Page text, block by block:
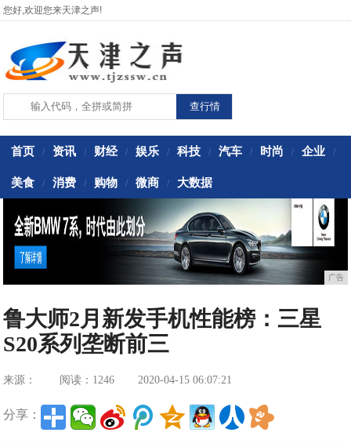
您好,欢迎您来天津之声!
首页 / 资讯 / 财经 / 娱乐 / 科技 / 汽车 / 时尚 / 企业 /
美食 / 消费 / 购物 / 微商 / 大数据
广告
鲁大师2月新发手机性能榜：三星
S20系列垄断前三
来源： 阅读：1246 2020-04-15 06:07:21
分享：